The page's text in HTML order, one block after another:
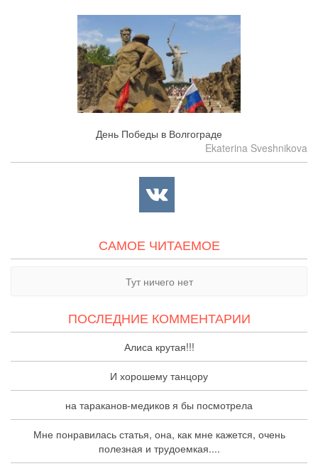
День Победы в Волгограде
Ekaterina Sveshnikova
САМОЕ ЧИТАЕМОЕ
Тут ничего нет
ПОСЛЕДНИЕ КОММЕНТАРИИ
Алиса крутая!!!
И хорошему танцору
на тараканов-медиков я бы посмотрела
Мне понравилась статья, она, как мне кажется, очень
полезная и трудоемкая....